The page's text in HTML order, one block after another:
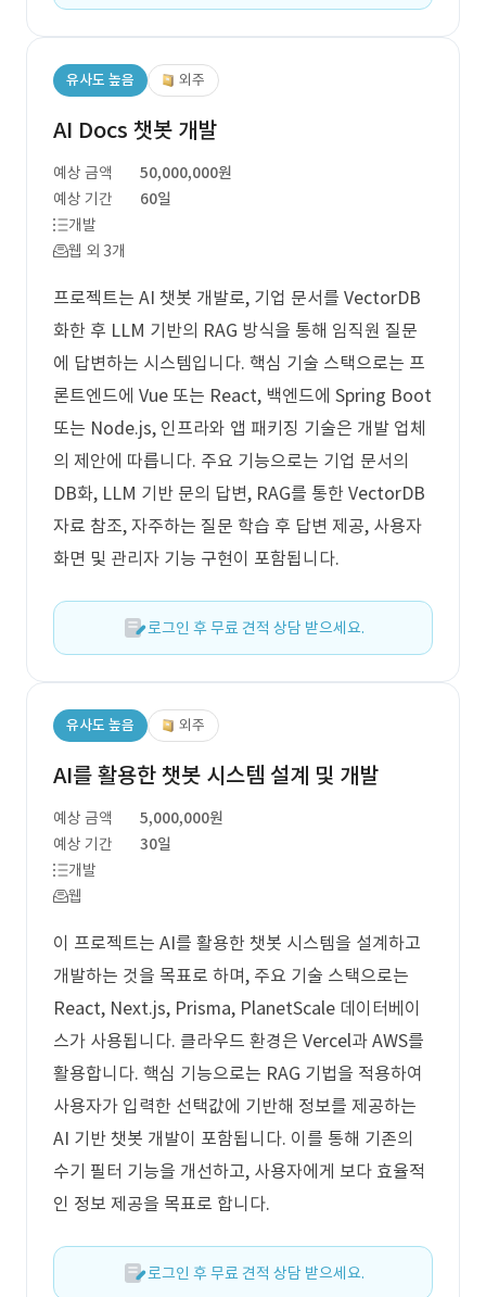
유사도 높음 외주
AI Docs 챗봇 개발
예상 금액
50,000,000원
예상 기간
60일
개발
웹 외 3개
프로젝트는 AI 챗봇 개발로, 기업 문서를 VectorDB
화한 후 LLM 기반의 RAG 방식을 통해 임직원 질문
에 답변하는 시스템입니다. 핵심 기술 스택으로는 프
론트엔드에 Vue 또는 React, 백엔드에 Spring Boot
또는 Node.js, 인프라와 앱 패키징 기술은 개발 업체
의 제안에 따릅니다. 주요 기능으로는 기업 문서의
DB화, LLM 기반 문의 답변, RAG를 통한 VectorDB
자료 참조, 자주하는 질문 학습 후 답변 제공, 사용자
화면 및 관리자 기능 구현이 포함됩니다.
로그인 후 무료 견적 상담 받으세요.
유사도 높음 외주
AI를 활용한 챗봇 시스템 설계 및 개발
예상 금액
5,000,000원
예상 기간
30일
개발
웹
이 프로젝트는 AI를 활용한 챗봇 시스템을 설계하고
개발하는 것을 목표로 하며, 주요 기술 스택으로는
React, Next.js, Prisma, PlanetScale 데이터베이
스가 사용됩니다. 클라우드 환경은 Vercel과 AWS를
활용합니다. 핵심 기능으로는 RAG 기법을 적용하여
사용자가 입력한 선택값에 기반해 정보를 제공하는
AI 기반 챗봇 개발이 포함됩니다. 이를 통해 기존의
수기 필터 기능을 개선하고, 사용자에게 보다 효율적
인 정보 제공을 목표로 합니다.
로그인 후 무료 견적 상담 받으세요.